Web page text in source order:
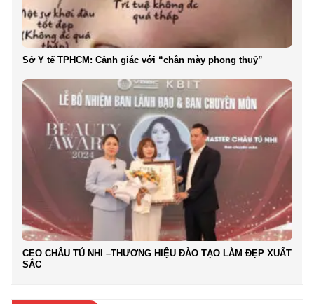
Sở Y tế TPHCM: Cảnh giác với “chân mày phong thuỷ”
CEO CHÂU TÚ NHI –THƯƠNG HIỆU ĐÀO TẠO LÀM ĐẸP XUẤT
SẮC